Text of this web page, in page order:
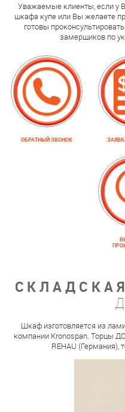
Уважаемые клиенты, если у
шкафа купе или Вы желаете
готовы
замерщиков по
ОБРАТНЫЙ ЗВОНОК
Шкаф изготовляется из
компании Kronospan. Торцы
REHAU